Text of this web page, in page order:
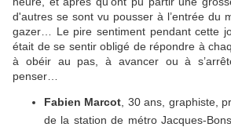
d'autres se sont vu pousser à l’entrée du
gazer… Le pire sentiment pendant cette
était de se sentir obligé de répondre à
à obéir au pas, à avancer ou à
penser…
Fabien Marcot , 30 ans, graphiste,
de la station de métro Jacques-